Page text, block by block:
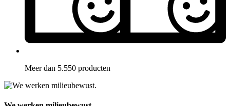
Meer dan 5.550 producten